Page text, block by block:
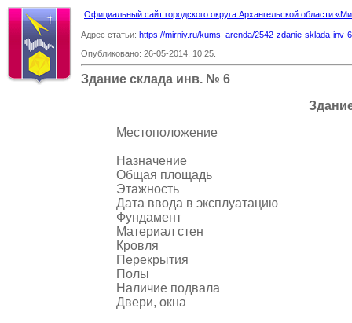
Официальный сайт городского округа Архангельской области
Адрес статьи: https://mirniy.ru/kums_arenda/2542-zdanie-sklada-inv-
Опубликовано: 26-05-2014, 10:25.
Здание склада инв. № 6
Местоположение
Назначение
Общая площадь
Этажность
Дата ввода в эксплуатацию
Фундамент
Материал стен
Кровля
Перекрытия
Полы
Наличие подвала
Двери, окна